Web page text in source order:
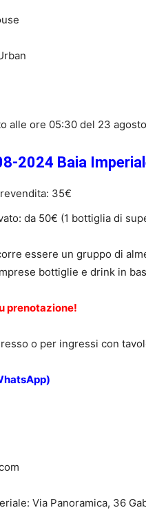
alle ore 05:30 del 23
2024 Baia
35€
da 50€ (1 bottiglia di
essere un gruppo di
bottiglie e drink in
prenotazione!
o per ingressi con
Via Panoramica, 36